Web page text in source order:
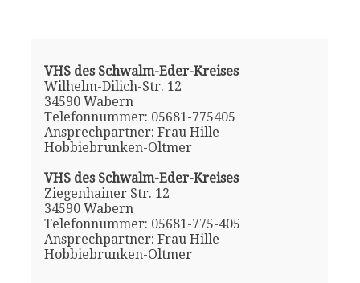
VHS des Schwalm-Eder-Kreises
Wilhelm-Dilich-Str. 12
34590 Wabern
Telefonnummer: 05681-775405
Ansprechpartner: Frau Hille
Hobbiebrunken-Oltmer
VHS des Schwalm-Eder-Kreises
Ziegenhainer Str. 12
34590 Wabern
Telefonnummer: 05681-775-405
Ansprechpartner: Frau Hille
Hobbiebrunken-Oltmer